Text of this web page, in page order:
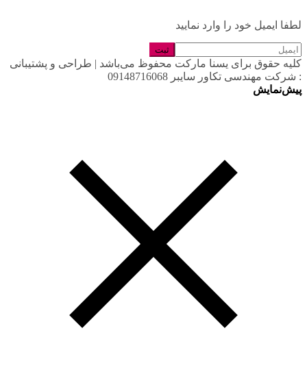
لطفا ایمیل خود را وارد نمایید
کلیه حقوق برای یسنا مارکت محفوظ می‌باشد | طراحی و پشتیبانی
: شرکت مهندسی تکاور سایبر 09148716068
پیش‌نمایش